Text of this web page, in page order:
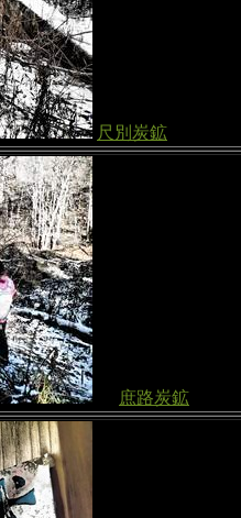
尺別炭鉱
庶路炭鉱